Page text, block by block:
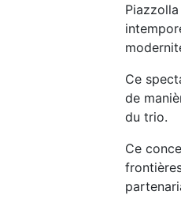
Ce
de
du trio.
Ce